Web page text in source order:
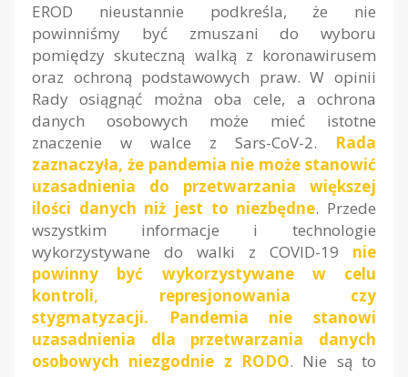
EROD nieustannie podkreśla, że nie
powinniśmy być zmuszani do wyboru
pomiędzy skuteczną walką z koronawirusem
oraz ochroną podstawowych praw. W opinii
Rady osiągnąć można oba cele, a ochrona
danych osobowych może mieć istotne
znaczenie w walce z Sars-CoV-2. Rada
zaznaczyła, że pandemia nie może stanowić
uzasadnienia do przetwarzania większej
ilości danych niż jest to niezbędne. Przede
wszystkim informacje i technologie
wykorzystywane do walki z COVID-19 nie
powinny być wykorzystywane w celu
kontroli, represjonowania czy
stygmatyzacji. Pandemia nie stanowi
uzasadnienia dla przetwarzania danych
osobowych niezgodnie z RODO. Nie są to